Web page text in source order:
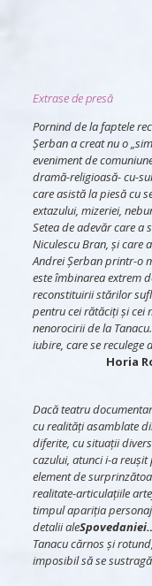
Extrase de presă
Pornind de la faptele
Șerban a creat nu o
eveniment de
dramă-religioasă- cu-
care asistă la piesă cu
extazului, mizeriei,
Setea de adevăr care a
Niculescu Bran, și care
Andrei Șerban printr-o
este îmbinarea extrem
reconstituirii stărilor
pentru cei rătăciți și cei
nenorocirii de la
iubire, care se reculege
Horia
Dacă teatru
cu realități asamblate
diferite, cu situații
cazului, atunci i-a
element de
realitate-articulațiile
timpul apariția
detalii ale
Tanacu cărnos și
imposibil să se